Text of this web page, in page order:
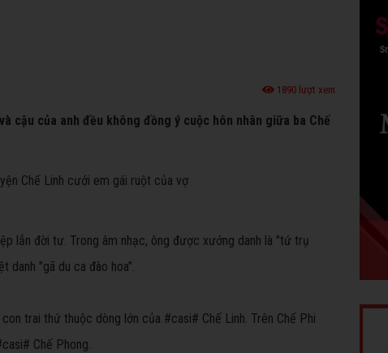
1890 lượt xem
cậu của anh đều không đồng ý cuộc hôn nhân giữa ba Chế
lẫn đời tư. Trong âm nhạc, ông được xướng danh là "tứ trụ
danh "gã du ca đào hoa".
trai thứ thuộc dòng lớn của #casi# Chế Linh. Trên Chế Phi
Chế Phong.